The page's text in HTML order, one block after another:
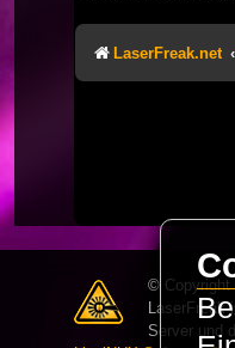
LaserFreak.net
© Copyright
Server und